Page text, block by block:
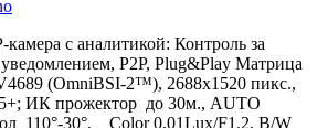
с аналитикой: Контроль за
P2P, Plug&Play Матрица
(OmniBSI-2™), 2688x1520 пикс.,
ИК прожектор до 30м., AUTO
110°-30°, Сolor 0.01Lux/F1.2, B/W